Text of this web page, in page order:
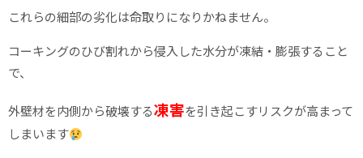
これらの細部の劣化は命取りになりかねません。
コーキングのひび割れから侵入した水分が凍結・膨張すること
で、
外壁材を内側から破壊する凍害を引き起こすリスクが高まって
しまいます